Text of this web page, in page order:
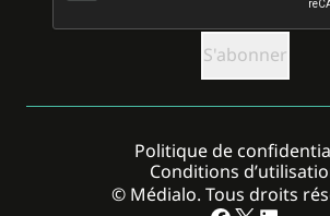
© Médialo. Tous droits
Politique de
Conditions